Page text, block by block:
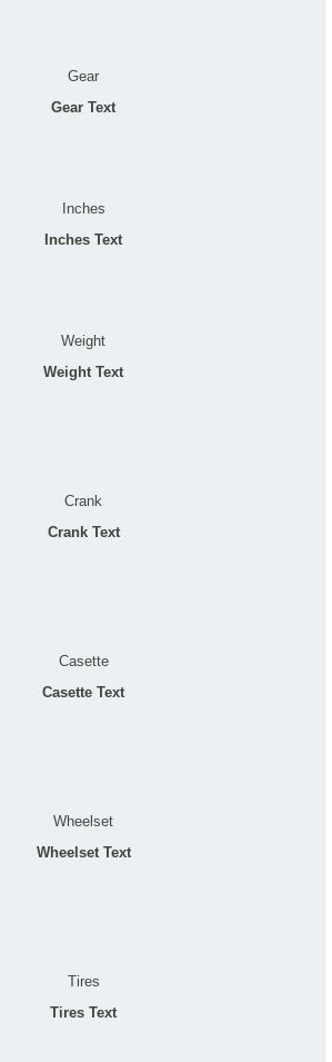
Gear
Gear Text
Inches
Inches Text
Weight
Weight Text
Crank
Crank Text
Casette
Casette Text
Wheelset
Wheelset Text
Tires
Tires Text